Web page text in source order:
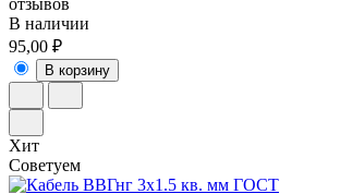
отзывов
В наличии
95,00 ₽
В корзину
Хит
Советуем